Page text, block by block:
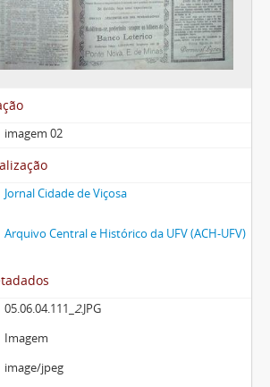
imagem 02
Jornal Cidade de Viçosa
Arquivo Central e Histórico da UFV (ACH-UFV)
05.06.04.111_ 2.JPG
Imagem
image/jpeg